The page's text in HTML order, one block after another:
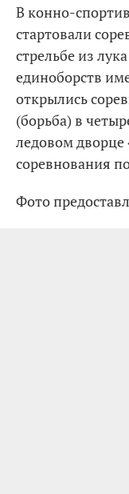
В конно-
стартовали
стрельбе из
единоборств
открылись
(борьба) в
ледовом дворце
соревнования
Фото